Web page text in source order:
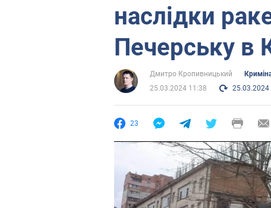
наслідки
Печерську в
Дмитро Кропивницький
25.03.2024 11:38
25.03.2024
23